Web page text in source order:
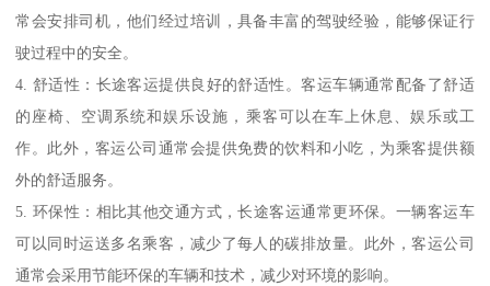
常会安排司机，他们经过培训，具备丰富的驾驶经验，能够保证行
驶过程中的安全。
4. 舒适性：长途客运提供良好的舒适性。客运车辆通常配备了舒适
的座椅、空调系统和娱乐设施，乘客可以在车上休息、娱乐或工
作。此外，客运公司通常会提供免费的饮料和小吃，为乘客提供额
外的舒适服务。
5. 环保性：相比其他交通方式，长途客运通常更环保。一辆客运车
可以同时运送多名乘客，减少了每人的碳排放量。此外，客运公司
通常会采用节能环保的车辆和技术，减少对环境的影响。